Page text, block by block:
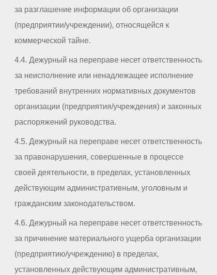
за разглашение информации об организации
(предприятии/учреждении), относящейся к
коммерческой тайне.
4.4. Дежурный на переправе несет ответственность
за неисполнение или ненадлежащее исполнение
требований внутренних нормативных документов
организации (предприятия/учреждения) и законных
распоряжений руководства.
4.5. Дежурный на переправе несет ответственность
за правонарушения, совершенные в процессе
своей деятельности, в пределах, установленных
действующим административным, уголовным и
гражданским законодательством.
4.6. Дежурный на переправе несет ответственность
за причинение материального ущерба организации
(предприятию/учреждению) в пределах,
установленных действующим административным,